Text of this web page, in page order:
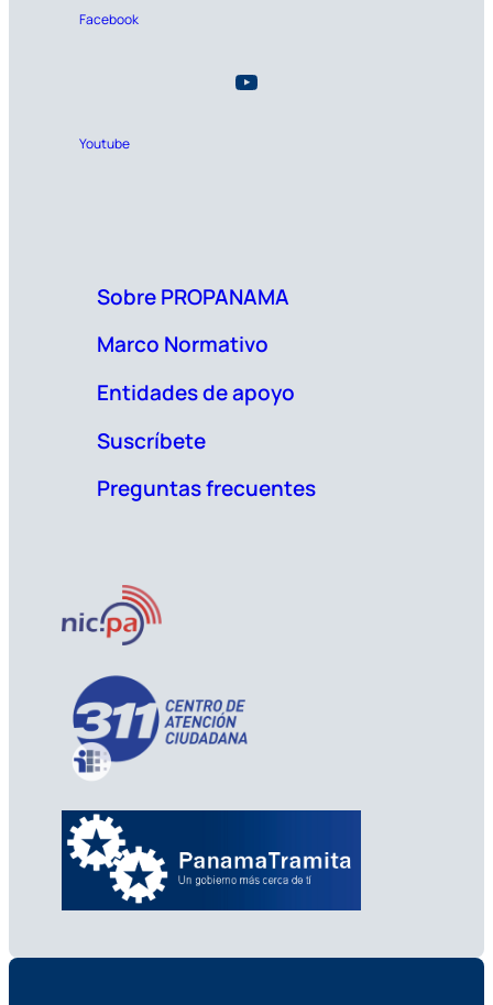
Facebook
Youtube
Sobre PROPANAMA
Marco Normativo
Entidades de apoyo
Suscríbete
Preguntas frecuentes